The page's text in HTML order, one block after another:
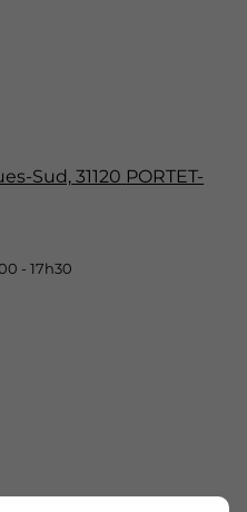
Sud, 31120 PORTET-
- 17h30